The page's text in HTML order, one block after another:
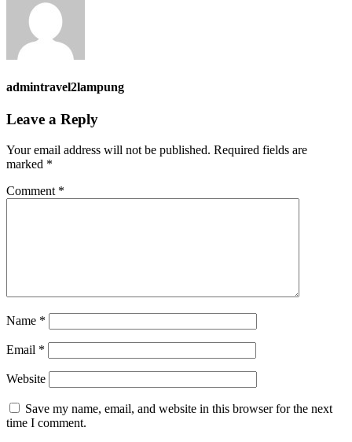
admintravel2lampung
Leave a Reply
Your email address will not be published. Required fields are
marked *
Comment *
Name *
Email *
Website
Save my name, email, and website in this browser for the next
time I comment.